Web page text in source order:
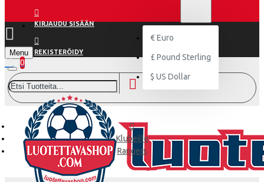
KIRJAUDU SISÄÄN
REKISTERÖIDY
€ Euro
£ Pound Sterling
$ US Dollar
Menu
0
Klubeille
Rangers